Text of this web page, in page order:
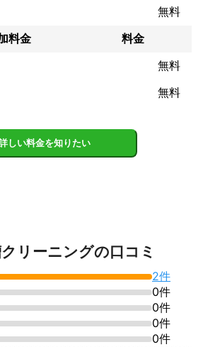
無料
料金
料金
無料
無料
しい料金を知りたい
リーニングの口コミ
2件
0件
0件
0件
0件